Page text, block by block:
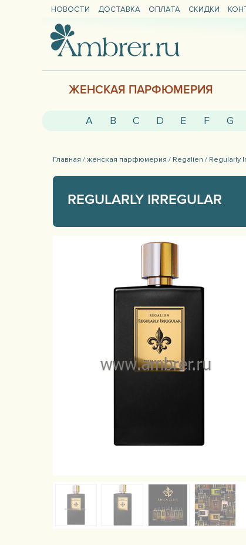
НОВОСТИ ДОСТАВКА ОПЛАТА СКИДКИ
ЖЕНСКАЯ ПАРФЮМЕРИЯ
A B C D E F G
Главная /женская парфюмерия / Regalien / Regularly
REGULARLY IRREGULAR